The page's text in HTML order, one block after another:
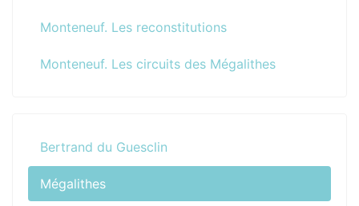
Monteneuf. Les reconstitutions
Monteneuf. Les circuits des Mégalithes
Bertrand du Guesclin
Mégalithes